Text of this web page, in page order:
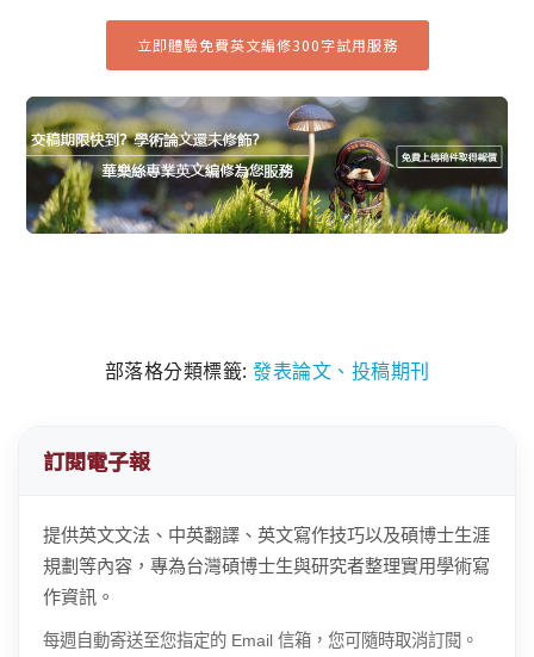
立即體驗免費英文編修300字試用服務
部落格分類標籤: 發表論文、投稿期刊
訂閱電子報
提供英文文法、中英翻譯、英文寫作技巧以及碩博士生涯
規劃等內容，專為台灣碩博士生與研究者整理實用學術寫
作資訊。
每週自動寄送至您指定的 Email 信箱，您可隨時取消訂閱。